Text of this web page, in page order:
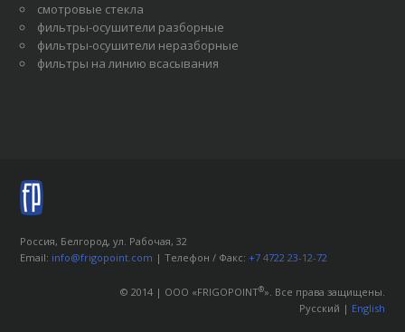
смотровые стекла
фильтры-осушители разборные
фильтры-осушители неразборные
фильтры на линию всасывания
Россия, Белгород, ул. Рабочая, 32
Email: info@frigopoint.com | Телефон / Факс: +7 4722 23-12-72
© 2014 | ООО «FRIGOPOINT®». Все права защищены.
Русский | English